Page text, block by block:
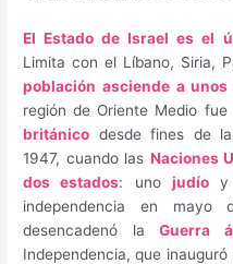
El Estado de Israel es el
Limita con el Líbano, Siria,
población asciende a
región de Oriente Medio
británico desde fines de
1947, cuando las Naciones
dos estados: unojudío y
independencia en
desencadenó laGuerra
Independencia, que